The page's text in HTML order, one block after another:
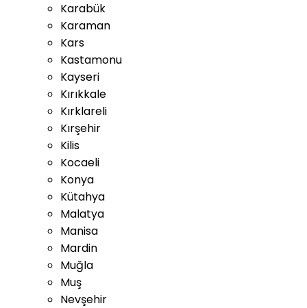
Karabük
Karaman
Kars
Kastamonu
Kayseri
Kırıkkale
Kırklareli
Kırşehir
Kilis
Kocaeli
Konya
Kütahya
Malatya
Manisa
Mardin
Muğla
Muş
Nevşehir